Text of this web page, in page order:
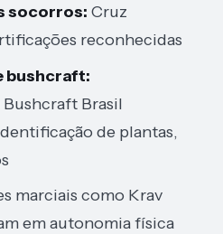
socorros: Cruz
reconhecidas
bushcraft:
Brasil
de plantas,
marciais como Krav
em autonomia física